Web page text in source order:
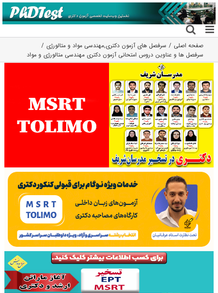
رفتن
به
محتوا
صفحه اصلی سرفصل های آزمون دکتری,مهندسی مواد و متالورژی
سرفصل ها و عناوین دروس امتحانی آزمون دکتری مهندسی متالورژی و مواد